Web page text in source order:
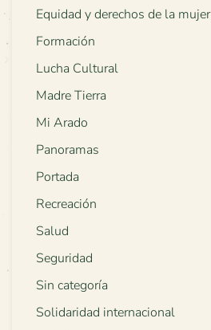
Equidad y derechos de la mujer
Formación
Lucha Cultural
Madre Tierra
Mi Arado
Panoramas
Portada
Recreación
Salud
Seguridad
Sin categoría
Solidaridad internacional